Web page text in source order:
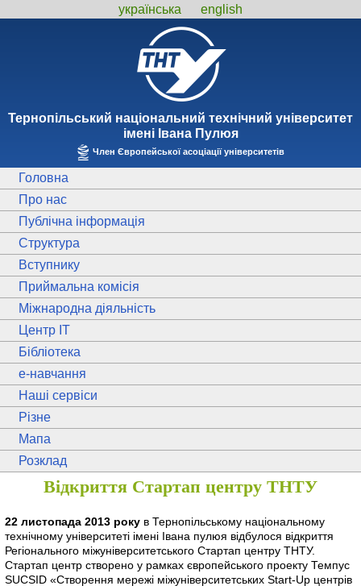
українська english
Тернопiльський національний технiчний унiверситет
iменi Iвана Пулюя
Член Європейської асоціації університетів
Головна
Про нас
Публічна інформація
Структура
Вступнику
Приймальна комісія
Міжнародна діяльність
Центр ІТ
Бібліотека
e-навчання
Наші сервіси
Різне
Мапа
Розклад
Відкриття Стартап центру ТНТУ
22 листопада 2013 року в Тернопільському національному
технічному університеті імені Івана пулюя відбулося відкриття
Регіонального міжуніверситетського Стартап центру ТНТУ.
Стартап центр створено у рамках європейського проекту Темпус
SUCSID «Створення мережі міжуніверситетських Start-Up центрів